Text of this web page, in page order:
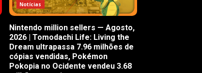
Notícias
Nintendo million sellers — Agosto,
2026 | Tomodachi Life: Living the
Dream ultrapassa 7.96 milhões de
cópias vendidas, Pokémon
Pokopia no Ocidente vendeu 3.68